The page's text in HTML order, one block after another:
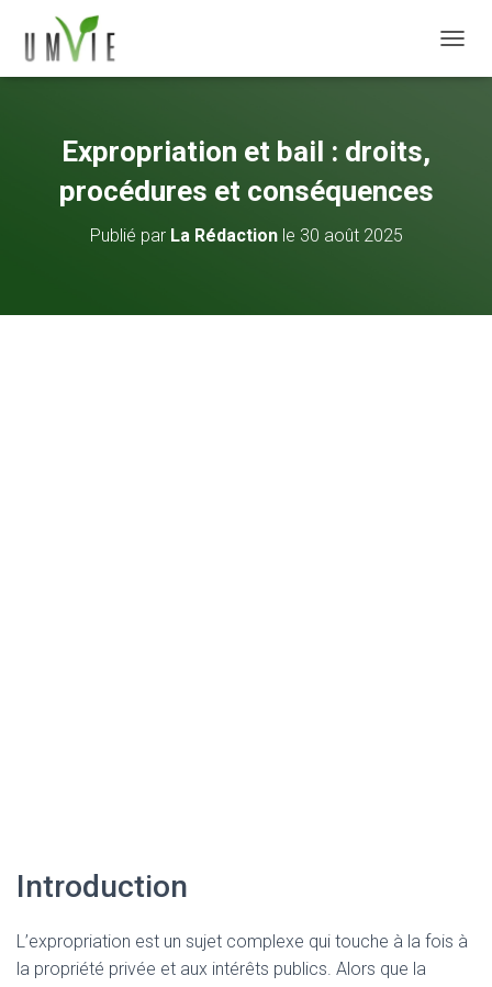
Expropriation et bail : droits,
procédures et conséquences
Publié par La Rédactionle 30 août 2025
Introduction
L’expropriation est un sujet complexe qui touche à la fois à
la propriété privée et aux intérêts publics. Alors que la